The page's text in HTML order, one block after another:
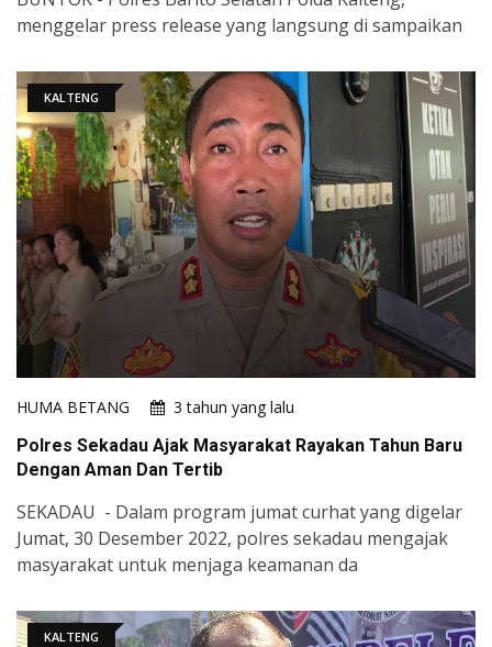
menggelar press release yang langsung di sampaikan
KALTENG
HUMA BETANG
3 tahun yang lalu
Polres Sekadau Ajak Masyarakat Rayakan Tahun Baru
Dengan Aman Dan Tertib
SEKADAU - Dalam program jumat curhat yang digelar
Jumat, 30 Desember 2022, polres sekadau mengajak
masyarakat untuk menjaga keamanan da
KALTENG